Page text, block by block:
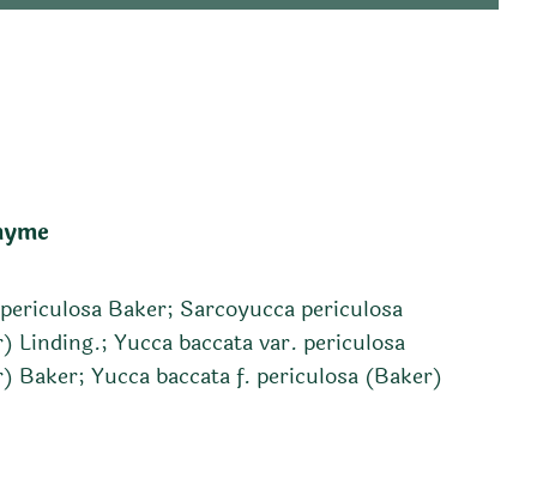
Baker; Sarcoyucca periculosa
Linding.; Yucca baccata var. periculosa
Baker; Yucca baccata f. periculosa (Baker)